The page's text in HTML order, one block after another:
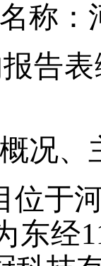
称
告
况
位于
东经